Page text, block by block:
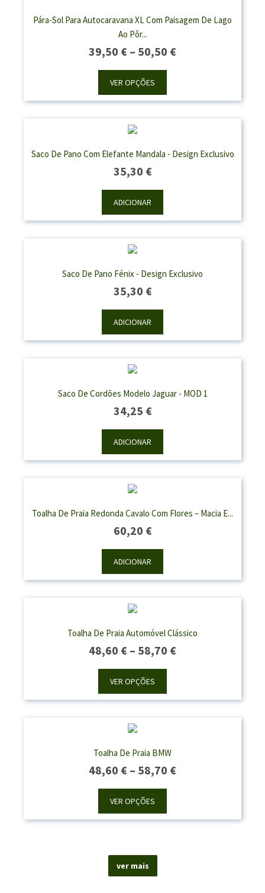
Pára-Sol Para Autocaravana XL Com Paisagem De Lago
Ao Pôr...
39,50 € – 50,50 €Price
Through
VER OPÇÕES
Saco De Pano Com Elefante Mandala - Design Exclusivo
35,30 €
ADICIONAR
Saco De Pano Fénix - Design Exclusivo
35,30 €
ADICIONAR
Saco De Cordões Modelo Jaguar - MOD 1
34,25 €
ADICIONAR
Toalha De Praia Redonda Cavalo Com Flores – Macia E...
60,20 €
ADICIONAR
Toalha De Praia Automóvel Clássico
48,60 € – 58,70 €Price
Through
VER OPÇÕES
Toalha De Praia BMW
48,60 € – 58,70 €Price
Through
VER OPÇÕES
ver mais